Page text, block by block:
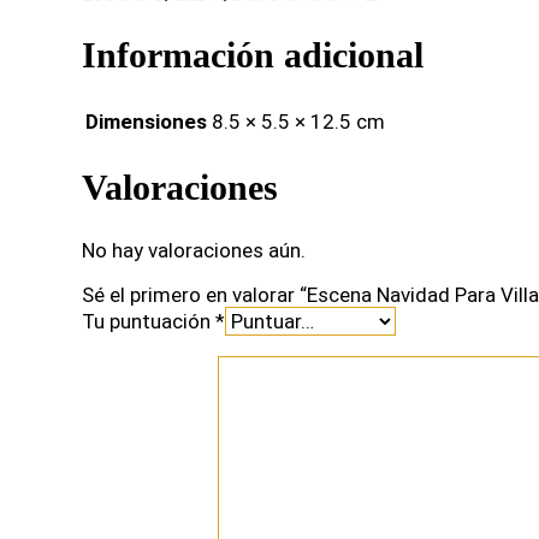
Información adicional
Dimensiones 8.5 × 5.5 × 12.5 cm
Valoraciones
No hay valoraciones aún.
Sé el primero en valorar “Escena Navidad Para
Tu puntuación *